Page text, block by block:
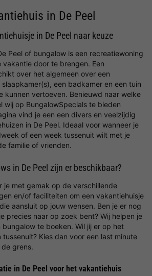
in De Peel
in De Peel naar keuze
Peel of bungalow is een recreatiewoning
door te brengen. Een
over het algemeen over een
een badkamer en een tuin
kunnen vertoeven. Benieuwd naar welke
wij op BungalowSpecials te bieden
vind je een een divers en veelzijdig
in De Peel. Ideaal voor wanneer je
of een week tussenuit wilt met je
familie of vrienden.
in De Peel zijn er beschikbaar?
je met gemak op de verschillende
en/of faciliteiten om een vakantiehuisje
aansluit op jouw wensen. Ben je er nog
precies naar op zoek bent? Wij helpen je
bungalow te boeken. Wil jij er op het
Kies dan voor een last minute
grens.
in De Peel voor het vakantiehuis